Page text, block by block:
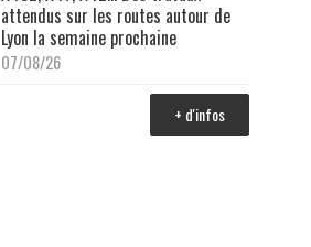
attendus sur les routes autour de
Lyon la semaine prochaine
07/08/26
+ d'infos